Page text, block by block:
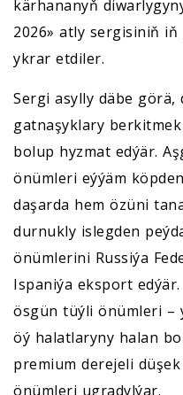
kärhananyň
2026» atly sergisiniň
ykrar etdiler.
Sergi asylly däbe görä,
gatnaşyklary
bolup hyzmat edýär.
önümleri eýýäm
daşarda hem özüni
durnukly islegden
önümlerini Russiýa
Ispaniýa eksport
ösgün tüýli önümleri –
öý halatlaryny halan
premium derejeli
önümleri ugradylýar.